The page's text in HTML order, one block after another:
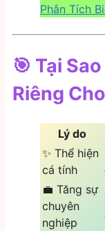
Phân Tích
🎯 Tại
Riêng
Lý do
✨ Thể hiện
cá tính
💼 Tăng sự
chuyên
nghiệp